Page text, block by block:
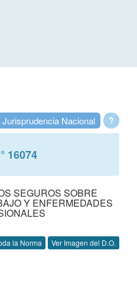
?
Nacional
16074
SEGUROS SOBRE
Y ENFERMEDADES
la Norma Ver Imagen del D.O.